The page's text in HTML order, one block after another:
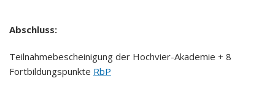
Abschluss:
Teilnahmebescheinigung der Hochvier-Akademie + 8
Fortbildungspunkte RbP